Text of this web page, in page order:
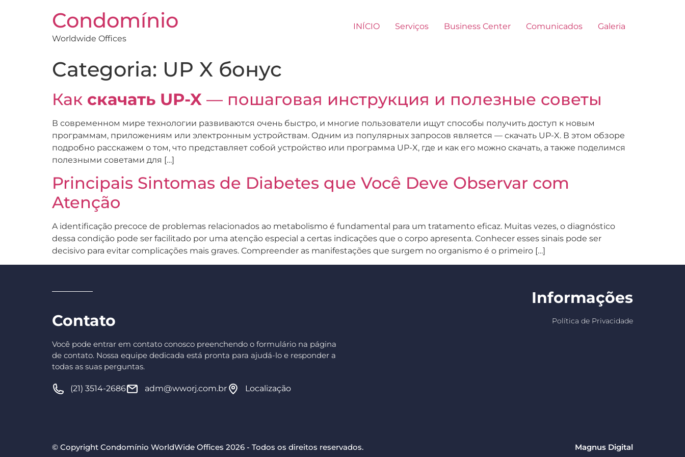
Condomínio
Worldwide Offices
INÍCIO Serviços Business Center Comunicados Galeria
Categoria: UP X бонус
Как скачать UP-X — пошаговая инструкция и полезные советы
В современном мире технологии развиваются очень быстро, и многие пользователи ищут способы получить доступ к новым
программам, приложениям или электронным устройствам. Одним из популярных запросов является — скачать UP-X. В этом обзоре
подробно расскажем о том, что представляет собой устройство или программа UP-X, где и как его можно скачать, а также поделимся
полезными советами для […]
Principais Sintomas de Diabetes que Você Deve Observar com
Atenção
A identificação precoce de problemas relacionados ao metabolismo é fundamental para um tratamento eficaz. Muitas vezes, o diagnóstico
dessa condição pode ser facilitado por uma atenção especial a certas indicações que o corpo apresenta. Conhecer esses sinais pode ser
decisivo para evitar complicações mais graves. Compreender as manifestações que surgem no organismo é o primeiro […]
Contato
Você pode entrar em contato conosco preenchendo o formulário na página
de contato. Nossa equipe dedicada está pronta para ajudá-lo e responder a
todas as suas perguntas.
(21) 3514-2686 adm@wworj.com.br Localização
Informações
Política de Privacidade
© Copyright Condomínio WorldWide Offices 2026 - Todos os direitos reservados. Magnus Digital